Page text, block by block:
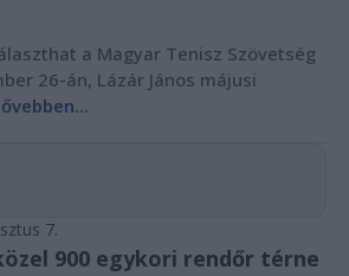
a Magyar Tenisz Szövetség
26-án, Lázár János májusi
7.
900 egykori rendőr térne